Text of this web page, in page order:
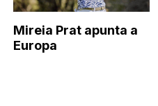
Mireia Prat apunta a
Europa